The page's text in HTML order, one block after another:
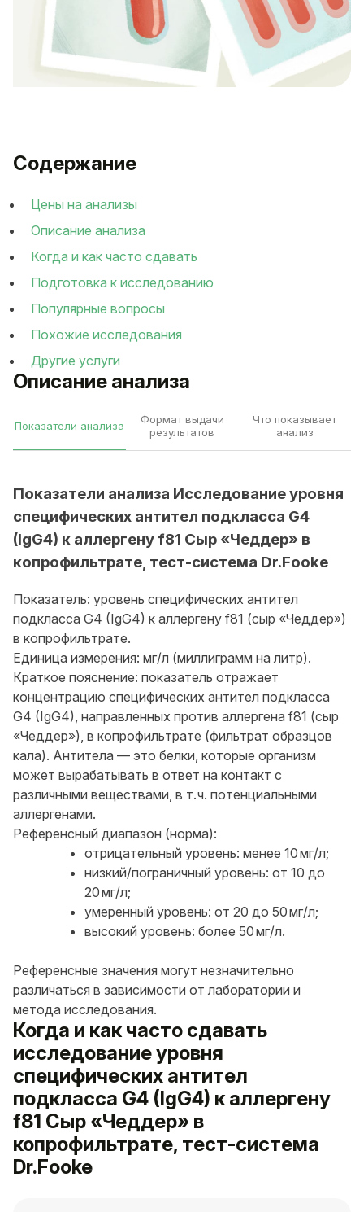
Описание анализа
Показатели анализа
Формат выдачи
результатов
Что показывает
анализ
Показатели анализа Исследование уровня
специфических антител подкласса G4
(IgG4) к аллергену f81 Сыр «Чеддер» в
копрофильтрате, тест-система Dr.Fooke
Показатель: уровень специфических антител
подкласса G4 (IgG4) к аллергену f81 (сыр «Чеддер»)
в копрофильтрате.
Единица измерения: мг/л (миллиграмм на литр).
Краткое пояснение: показатель отражает
концентрацию специфических антител подкласса
G4 (IgG4), направленных против аллергена f81 (сыр
«Чеддер»), в копрофильтрате (фильтрат образцов
кала). Антитела — это белки, которые организм
может вырабатывать в ответ на контакт с
различными веществами, в т. ч. потенциальными
аллергенами.
Референсный диапазон (норма):
отрицательный уровень: менее 10 мг/л;
низкий/пограничный уровень: от 10 до
20 мг/л;
умеренный уровень: от 20 до 50 мг/л;
высокий уровень: более 50 мг/л.
Референсные значения могут незначительно
различаться в зависимости от лаборатории и
метода исследования.
Когда и как часто сдавать
исследование уровня
специфических антител
подкласса G4 (IgG4) к аллергену
f81 Сыр «Чеддер» в
копрофильтрате, тест-система
Dr.Fooke
Содержание
Цены на анализы
Описание анализа
Когда и как часто сдавать
Подготовка к исследованию
Популярные вопросы
Похожие исследования
Другие услуги